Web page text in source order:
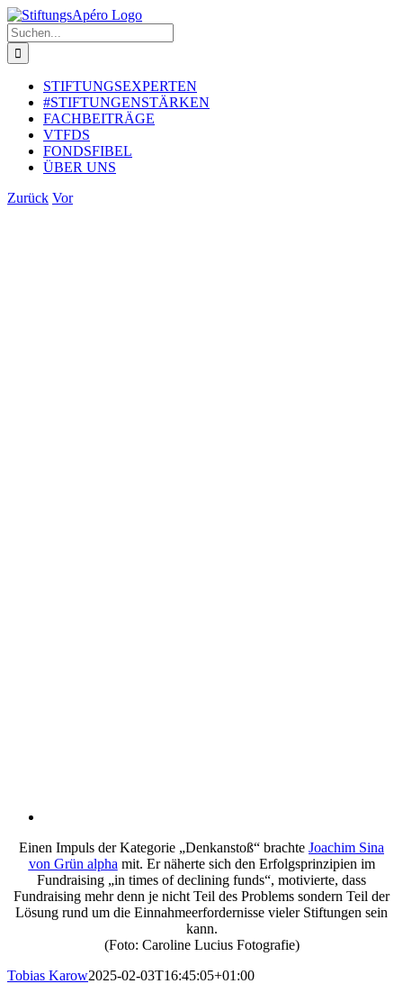
Zum
Inhalt
springen
Suche
nach:
STIFTUNGSEXPERTEN
#STIFTUNGENSTÄRKEN
FACHBEITRÄGE
VTFDS
FONDSFIBEL
ÜBER UNS
Zurück Vor
Einen Impuls der Kategorie „Denkanstoß“ brachte Joachim Sina
von Grün alpha mit. Er näherte sich den Erfolgsprinzipien im
Fundraising „in times of declining funds“, motivierte, dass
Fundraising mehr denn je nicht Teil des Problems sondern Teil der
Lösung rund um die Einnahmeerfordernisse vieler Stiftungen sein
kann.
(Foto: Caroline Lucius Fotografie)
Tobias Karow2025-02-03T16:45:05+01:00